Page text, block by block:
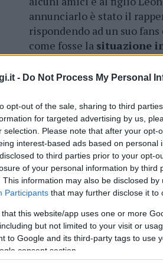
- Do Not Process My Personal
opt-out of the sale, sharing to third
for targeted advertising by us,
selection. Please note that after your opt-
interest-based ads based on personal
to third parties prior to your opt-
of your personal information by third
This information may also be disclosed
Participants that may further disclose it to
that this website/app uses one or more
but not limited to your visit or
to Google and its third-party tags to use
consent section.
annunciarlo è stato il
rispondendo ad un suo
come fosse la situazione
visto i molti articoli
sull stampa nazionale.
“, ha commentato Fedez
evitato di frequentare
esplosa in questi giorni
compresi.
ha concluso Fedez.
cliccandoqui